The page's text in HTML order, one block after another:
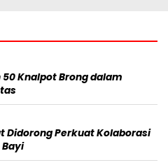
Knalpot Brong dalam
Didorong Perkuat Kolaborasi